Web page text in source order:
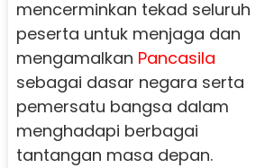
mencerminkan tekad seluruh
peserta untuk menjaga dan
mengamalkan Pancasila
sebagai dasar negara serta
pemersatu bangsa dalam
menghadapi berbagai
tantangan masa depan.